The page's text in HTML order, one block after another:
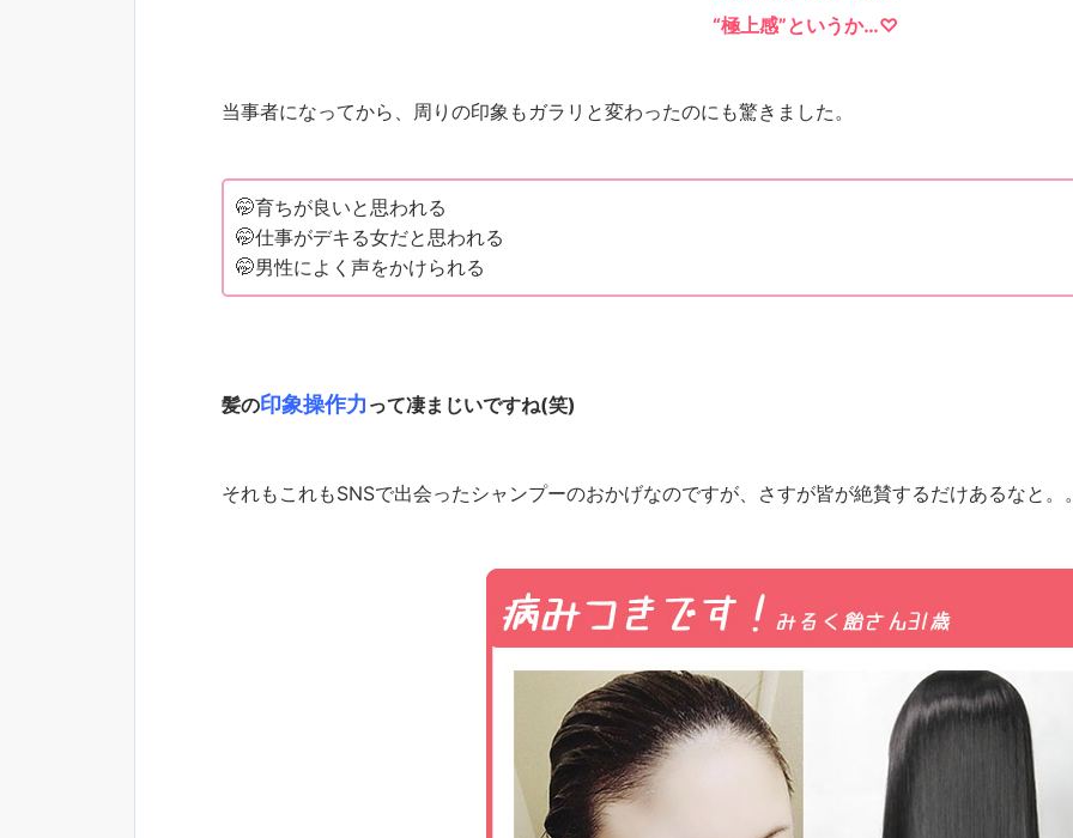
“極上感”というか…♡
当事者になってから、周りの印象もガラリと変わったのにも驚きました。
🤭育ちが良いと思われる
🤭仕事がデキる女だと思われる
🤭男性によく声をかけられる
髪の印象操作力 って凄まじいですね(笑)
それもこれもSNSで出会ったシャンプーのおかげなのですが、さすが皆が絶賛するだけあるなと。